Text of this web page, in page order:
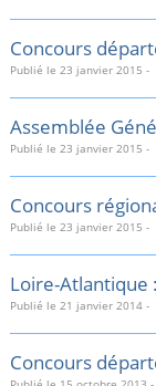
Concours
Publié le 23 janvier 2015 -
Assemblée
Publié le 23 janvier 2015 -
Concours
Publié le 23 janvier 2015 -
Loire-Atlantique
Publié le 21 janvier 2014-
Concours